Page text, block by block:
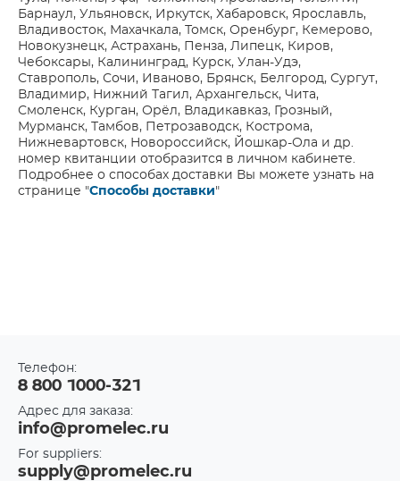
Барнаул, Ульяновск, Иркутск, Хабаровск, Ярославль,
Владивосток, Махачкала, Томск, Оренбург, Кемерово,
Новокузнецк, Астрахань, Пенза, Липецк, Киров,
Чебоксары, Калининград, Курск, Улан-Удэ,
Ставрополь, Сочи, Иваново, Брянск, Белгород, Сургут,
Владимир, Нижний Тагил, Архангельск, Чита,
Смоленск, Курган, Орёл, Владикавказ, Грозный,
Мурманск, Тамбов, Петрозаводск, Кострома,
Нижневартовск, Новороссийск, Йошкар-Ола и др.
номер квитанции отобразится в личном кабинете.
Подробнее о способах доставки Вы можете узнать на
странице "Способы доставки"
Телефон:
8 800 1000-321
Адрес для заказа:
info@promelec.ru
For suppliers:
supply@promelec.ru